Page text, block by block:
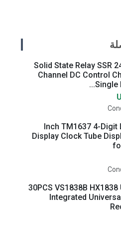
Solid State Relay SSR
Channel DC Control
0.36" Inch TM1637 4-
Display Clock Tube
30PCS VS1838B
Integrated